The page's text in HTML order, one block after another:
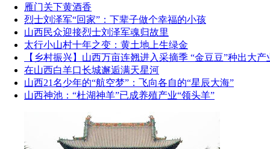
雁门关下黄酒香
烈士刘泽军“回家”：下辈子做个幸福的小孩
山西民众迎接烈士刘泽军魂归故里
太行小山村十年之变：黄土地上生绿金
【乡村振兴】山西万亩连翘进入采摘季 “金豆豆”种出大产
在山西白羊口长城邂逅满天星河
山西21名少年的“航空梦”：飞向各自的“星辰大海”
山西神池：“杜湖神羊”已成养殖产业“领头羊”